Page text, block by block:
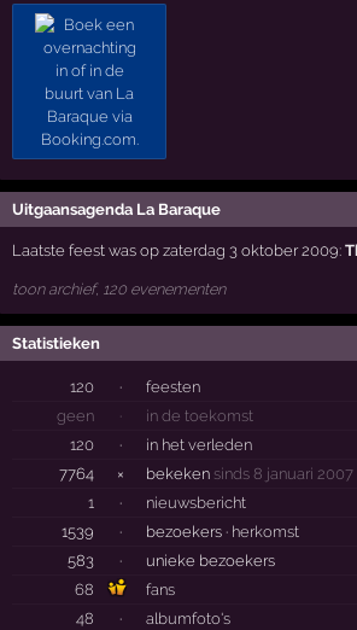
Uitgaansagenda La Baraque
Laatste feest was op zaterdag 3 oktober 2009:
toon archief, 120 evenementen
Statistieken
120 ·
feesten
geen
·
in de toekomst
120
·
in het verleden
7764
× bekeken sinds 8 januari 2007
1
·
nieuwsbericht
1539
· bezoekers · herkomst
583
·
unieke bezoekers
68
fans
48
· albumfoto's